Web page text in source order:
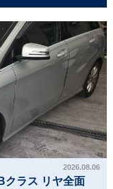
2026.08.06
クラス リヤ全面